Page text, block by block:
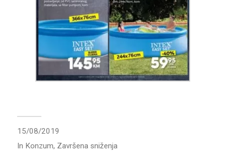
15/08/2019
In Konzum, Završena sniženja